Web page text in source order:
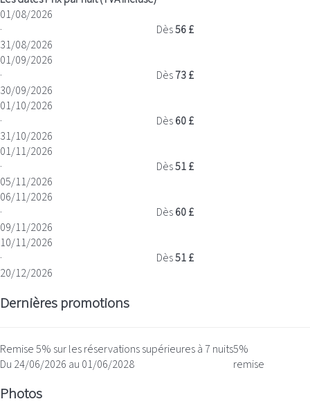
01/08/2026
·
31/08/2026
Dès56 £
01/09/2026
·
30/09/2026
Dès73 £
01/10/2026
·
31/10/2026
Dès60 £
01/11/2026
·
05/11/2026
Dès51 £
06/11/2026
·
09/11/2026
Dès60 £
10/11/2026
·
20/12/2026
Dès51 £
Dernières promotions
Remise 5% sur les réservations supérieures à 7 nuits
Du 24/06/2026 au 01/06/2028
5%
remise
Photos